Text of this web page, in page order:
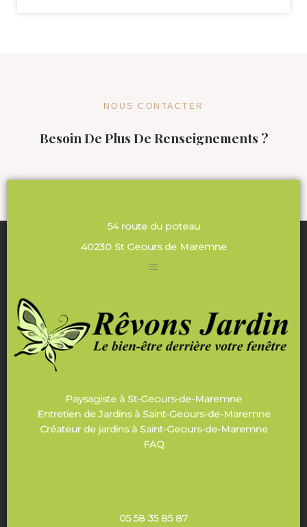
NOUS CONTACTER
Besoin De Plus De Renseignements ?
54 route du poteau
40230 St Geours de Maremne
Paysagiste à St-Geours-de-Maremne
Entretien de Jardins à Saint-Geours-de-Maremne
Créateur de jardins à Saint-Geours-de-Maremne
FAQ
05 58 35 85 87